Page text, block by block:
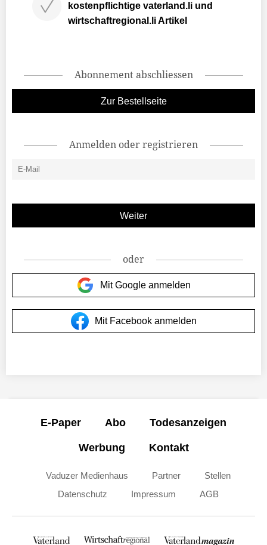
kostenpflichtige vaterland.li und
wirtschaftregional.li Artikel
Abonnement abschliessen
Zur Bestellseite
Anmelden oder registrieren
oder
Mit Google anmelden
Mit Facebook anmelden
E-Paper Abo Todesanzeigen
Werbung Kontakt
Vaduzer Medienhaus Partner
Stellen
Datenschutz
Impressum AGB